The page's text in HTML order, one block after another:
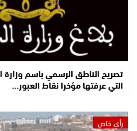
تصريح الناطق الرسمي باسم وزارة
التي عرفتها مؤخرا نقاط العبور…
رأي خاص